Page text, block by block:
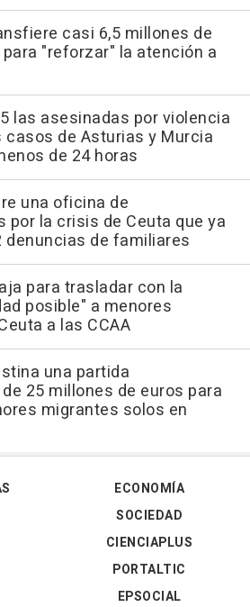
casi 6,5 millones de
"reforzar" la atención a
las asesinadas por violencia
de Asturias y Murcia
de 24 horas
una oficina de
por la crisis de Ceuta que ya
denuncias de familiares
para trasladar con la
posible" a menores
a las CCAA
una partida
25 millones de euros para
migrantes solos en
ECONOMÍA
SOCIEDAD
CIENCIAPLUS
PORTALTIC
EPSOCIAL